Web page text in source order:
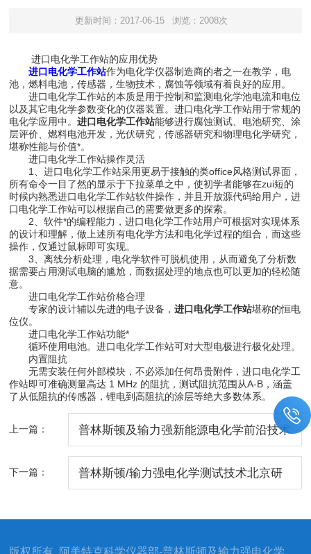
更新时间：2017-06-15 浏览：2008次
进口电化学工作站的应用优势
进口电化学工作站作为电化学仪器制造商的者之一在教学，电
池，燃料电池，传感器，生物技术，腐蚀等领域有着良好的应用。
进口电化学工作站的本质是用于控制和监测电化学池电流和电位
以及其它电化学参数变化的仪器装置。进口电化学工作站用于常规的
电化学应用中。进口电化学工作站能够进行腐蚀测试、电池研究、涂
层评价、燃料电池开发，光伏研究，传感器研究和物理电化学研究，
堪称性能与价值*。
进口电化学工作站操作灵活
1、进口电化学工作站采用更易于接触的类office风格测试界面，
所有命令一目了然的显示于下拉菜单之中，使初学者能够在zui短的
时候内熟悉进口电化学工作站软件操作，并且开放源代码给用户，进
口电化学工作站可以根据自己的需要做更多的探索。
2、软件*的编程能力，进口电化学工作站用户可根据对实现体系
的设计和理解，做上述所有电化学方法和电化学过程的组合，而这些
操作，仅通过鼠标即可实现。
3、离线分析处理，电化学软件可脱机使用，从而避免了分析数
据需要占用测试电脑的尴尬，而数据处理的地点也可以更加的轻松随
意。
进口电化学工作站价格合理
专家的设计辅以先进的电子设备，进口电化学工作站堪称的恒电
位仪。
进口电化学工作站功能*
循环使用电池。进口电化学工作站可对大型电极进行极化处理。
内置阻抗
无需安装任何外部模块，不必添加任何昂贵附件，进口电化学工
作站即可准确测量高达 1 MHz 的阻抗，测试阻抗范围从A-B，涵盖
了从低阻抗的传感器，锂电到高阻抗的涂层等绝大多数体系。
上一篇： 普林斯顿及输力强新能源电化学前沿技术
下一篇： 普林斯顿/输力强电化学测试技术北京研
版权所有 阿美特克科学仪器部-普林斯顿及输力强电化学